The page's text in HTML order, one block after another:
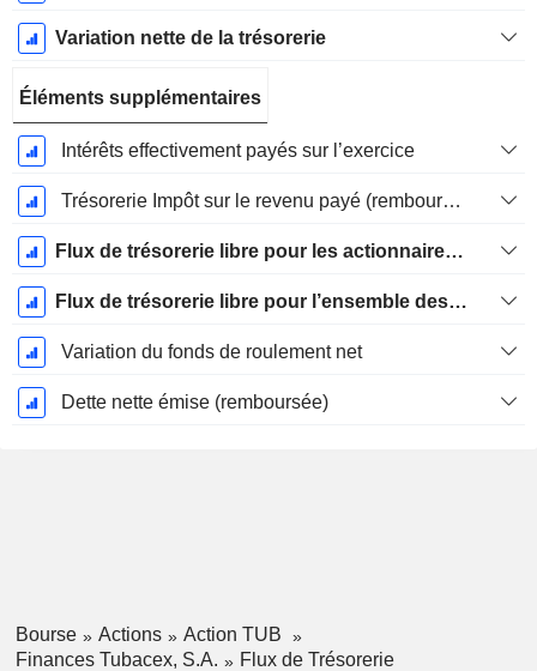
Variation nette de la trésorerie
Éléments supplémentaires
Intérêts effectivement payés sur l’exercice
Trésorerie Impôt sur le revenu payé (remboursement)Impôt effectivement payé (remboursé) sur l’exercice
Flux de trésorerie libre pour les actionnaires FCFE
Flux de trésorerie libre pour l’ensemble des pourvoyeurs de fonds (créanciers et actionnaires) FCFF
Variation du fonds de roulement net
Dette nette émise (remboursée)
Bourse Actions
Action TUB
Finances Tubacex, S.A.
Flux de Trésorerie